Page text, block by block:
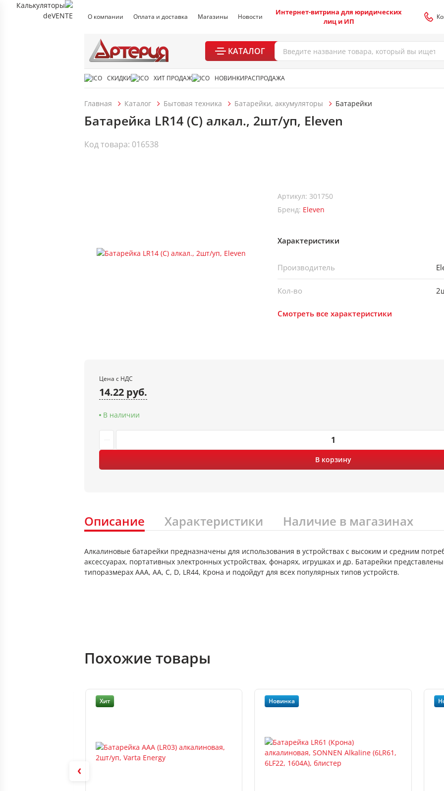
О компании Оплата и доставка Магазины Новости
Интернет-витрина для юридических
лиц и ИП
КАТАЛОГ
СКИДКИ ХИТ ПРОДАЖ НОВИНКИРАСПРОДАЖА
Главная Каталог Бытовая техника Батарейки, аккумуляторы Батарейки
Батарейка LR14 (С) алкал., 2шт/уп, Eleven
Код товара: 016538
Артикул: 301750
Бренд: Eleven
Характеристики
Производитель
Кол-во
Смотреть все характеристики
Цена с НДС
14.22 руб.
В наличии
В корзину
Описание Характеристики Наличие в магазинах
Алкалиновые батарейки предназначены для использования в устройствах с высоким и средним
аксессуарах, портативных электронных устройствах, фонарях, игрушках и др. Батарейки
типоразмерах ААА, АА, C, D, LR44, Крона и подойдут для всех популярных типов устройств.
Похожие товары
Хит Новинка